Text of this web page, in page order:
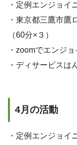
・定例エンジョイ
・東京都三鷹市鷹
（60分×３）
・zoomでエンジ
・ディサービスは
4月の活動
・定例エンジョイ